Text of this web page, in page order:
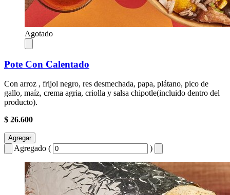
Agotado
Pote Con Calentado
Con arroz , frijol negro, res desmechada, papa, plátano, pico de
gallo, maíz, crema agria, criolla y salsa chipotle(incluido dentro del
producto).
$ 26.600
Agregar
Agregado ( )